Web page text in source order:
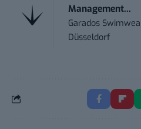
Management...
Garados
Düsseldorf